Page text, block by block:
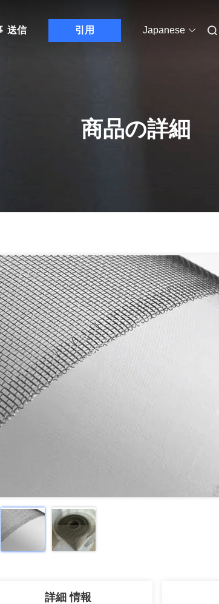
送信 引用 Japanese
商品の詳細
詳細 情報